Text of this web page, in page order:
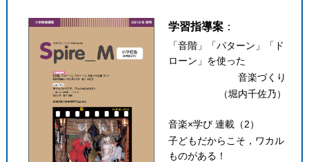
学習指導案：
「音階」「パターン」「ド
ローン」を使った
音楽づくり
（堀内千佐乃）
音楽×学び 連載（2）
子どもだからこそ，ワカル
ものがある！